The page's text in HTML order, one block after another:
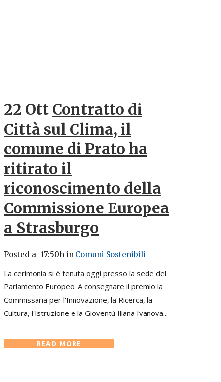
22 Ott Contratto di
Città sul Clima, il
comune di Prato ha
ritirato il
riconoscimento della
Commissione Europea
a Strasburgo
Posted at 17:50h in Comuni Sostenibili
La cerimonia si è tenuta oggi presso la sede del
Parlamento Europeo. A consegnare il premio la
Commissaria per l'Innovazione, la Ricerca, la
Cultura, l'Istruzione e la Gioventù Iliana Ivanova...
READ MORE